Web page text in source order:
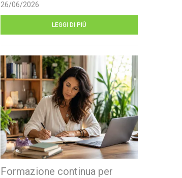
26/06/2026
LEGGI DI PIÙ
Formazione continua per